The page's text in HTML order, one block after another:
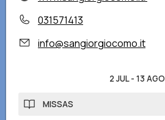
031571413
info@sangiorgiocomo.it
2 JUL- 13 AGO
MISSAS